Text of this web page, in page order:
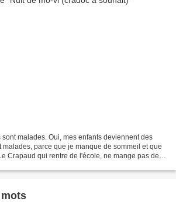
malades. Oui, mes enfants deviennent des
malades, parce que je manque de sommeil et que
Crapaud qui rentre de l'école, ne mange pas de